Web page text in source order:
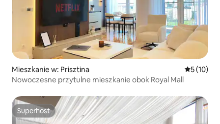
Mieszkanie w: Prisztina Średnia
5 (10)
Nowoczesne przytulne mieszkanie obok Royal Mall
Superhost
Superhost